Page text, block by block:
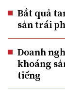
Bắt quả
sản trái
Doanh
khoáng
tiếng